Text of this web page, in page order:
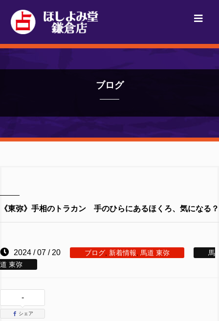
ブログ
《東弥》手相のトラカン 手のひらにあるほくろ、気になる？
2024 / 07 / 20 ブログ 新着情報 馬道 東弥
馬
道 東弥
-
シェア